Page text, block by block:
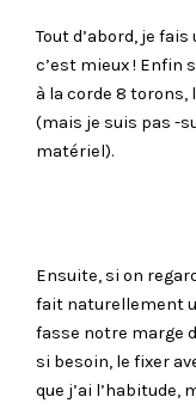
Tout d’abord, je
c’est mieux ! Enfin
à la corde 8 torons,
(mais je suis pas -
matériel).
Ensuite, si on
fait naturellement
fasse notre marge
si besoin, le fixer
que j’ai l’habitude,